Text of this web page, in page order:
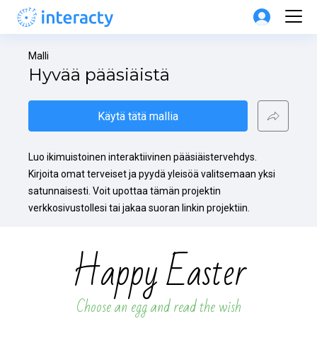
Malli
Hyvää pääsiäistä
Käytä tätä mallia
Luo ikimuistoinen interaktiivinen pääsiäistervehdys.
Kirjoita omat terveiset ja pyydä yleisöä valitsemaan yksi
satunnaisesti. Voit upottaa tämän projektin
verkkosivustollesi tai jakaa suoran linkin projektiin.